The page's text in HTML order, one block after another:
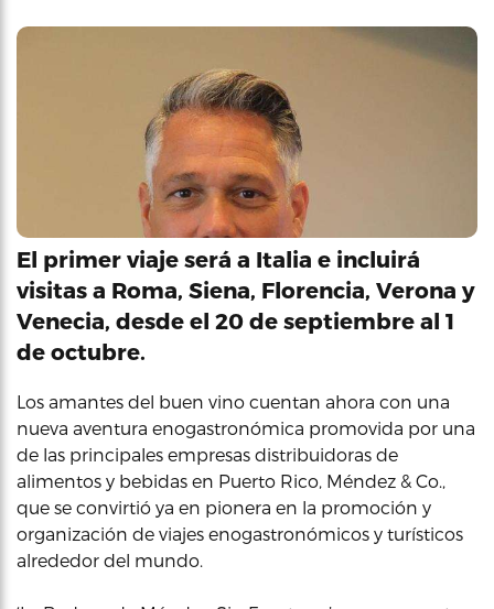
El primer viaje será a Italia e incluirá
visitas a Roma, Siena, Florencia, Verona y
Venecia, desde el 20 de septiembre al 1
de octubre.
Los amantes del buen vino cuentan ahora con una
nueva aventura enogastronómica promovida por una
de las principales empresas distribuidoras de
alimentos y bebidas en Puerto Rico, Méndez & Co.,
que se convirtió ya en pionera en la promoción y
organización de viajes enogastronómicos y turísticos
alrededor del mundo.